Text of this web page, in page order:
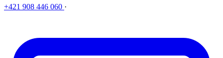
+421 908 446 060 ·